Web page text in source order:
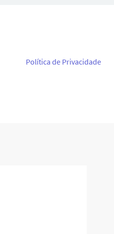
Pular para o conteúdo
Política de Privacidade